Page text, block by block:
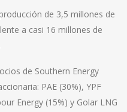
de 3,5 millones de
a casi 16 millones de
de Southern Energy
PAE (30%), YPF
Energy (15%) y Golar LNG